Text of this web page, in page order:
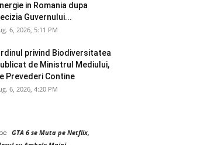
in Romania dupa
Guvernului...
6, 2026, 5:11 PM
privind Biodiversitatea
de Ministrul Mediului,
Prevederi Contine
6, 2026, 4:20 PM
pe GTA 6 se Muta pe Netflix,